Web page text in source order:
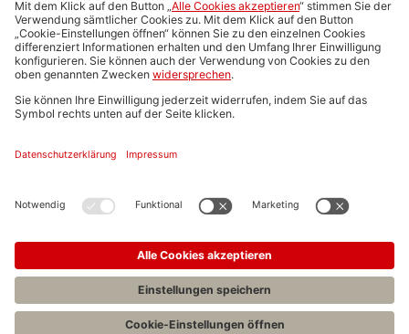
Produktübersicht
ALLGEMEIN
FAQs
Impressum
Stellenangebote C.H.BECK